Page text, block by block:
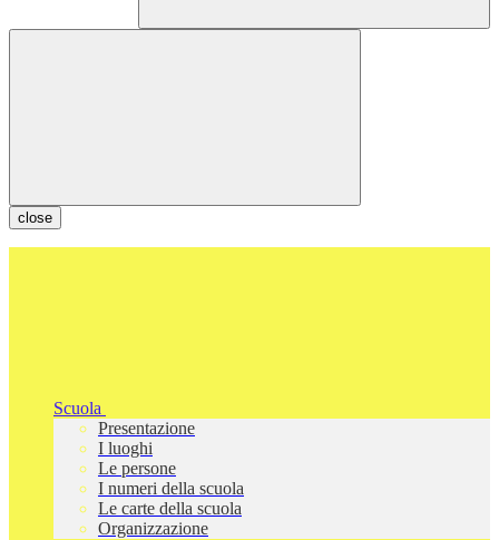
close
Scuola
Presentazione
I luoghi
Le persone
I numeri della scuola
Le carte della scuola
Organizzazione